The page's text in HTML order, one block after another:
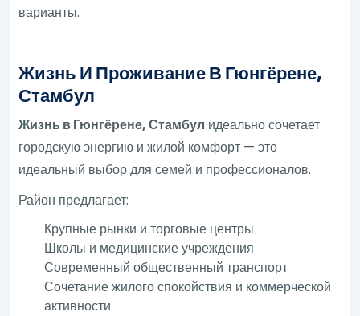
варианты.
Жизнь И Проживание В Гюнгёрене,
Стамбул
Жизнь в Гюнгёрене, Стамбул идеально сочетает
городскую энергию и жилой комфорт — это
идеальный выбор для семей и профессионалов.
Район предлагает:
Крупные рынки и торговые центры
Школы и медицинские учреждения
Современный общественный транспорт
Сочетание жилого спокойствия и коммерческой
активности